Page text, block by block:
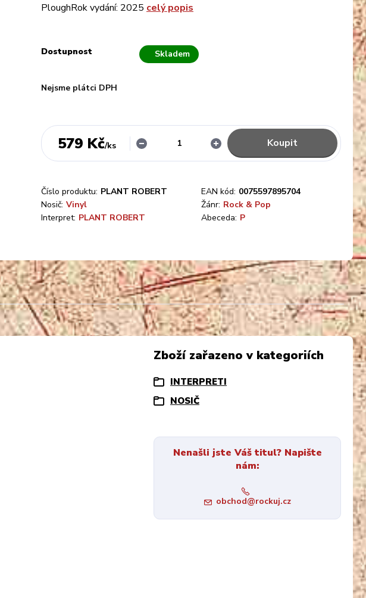
PloughRok vydání: 2025 celý popis
Dostupnost Skladem
Nejsme plátci DPH
579 Kč/ks Koupit
Číslo produktu: PLANT ROBERT EAN kód: 0075597895704
Nosič: Vinyl Žánr: Rock & Pop
Interpret: PLANT ROBERT Abeceda: P
Zboží zařazeno v kategoriích
INTERPRETI
NOSIČ
Nenašli jste Váš titul? Napište
nám:
obchod@rockuj.cz